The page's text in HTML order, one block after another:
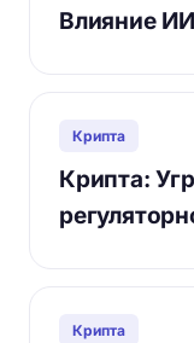
Влияние
Крипта
Крипта:
Крипта